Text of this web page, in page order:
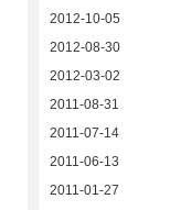
2012-10-05
2012-08-30
2012-03-02
2011-08-31
2011-07-14
2011-06-13
2011-01-27